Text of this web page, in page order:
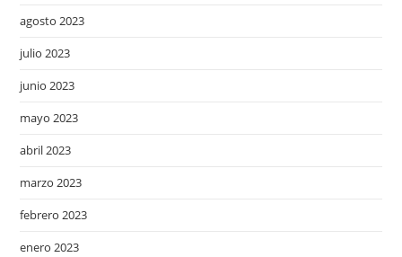
agosto 2023
julio 2023
junio 2023
mayo 2023
abril 2023
marzo 2023
febrero 2023
enero 2023